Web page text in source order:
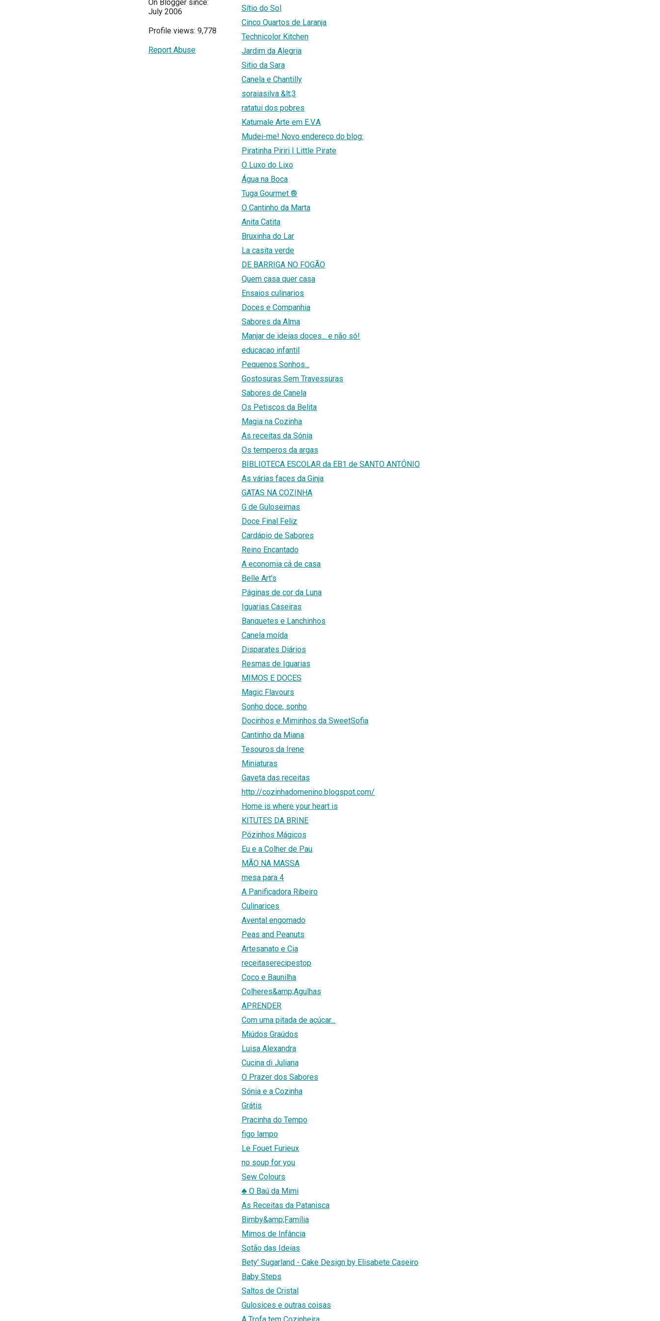
On Blogger since:
July 2006
Profile views: 9,778
Report Abuse
Sítio do Sol
Cinco Quartos de Laranja
Technicolor Kitchen
Jardim da Alegria
Sitio da Sara
Canela e Chantilly
soraiasilva &lt;3
ratatui dos pobres
Katumale Arte em E.V.A
Mudei-me! Novo endereço do blog:
Piratinha Piriri | Little Pirate
O Luxo do Lixo
Água na Boca
Tuga Gourmet ®
O Cantinho da Marta
Anita Catita
Bruxinha do Lar
La casita verde
DE BARRIGA NO FOGÃO
Quem casa quer casa
Ensaios culinarios
Doces e Companhia
Sabores da Alma
Manjar de ideias doces... e não só!
educacao infantil
Pequenos Sonhos...
Gostosuras Sem Travessuras
Sabores de Canela
Os Petiscos da Belita
Magia na Cozinha
As receitas da Sónia
Os temperos da argas
BIBLIOTECA ESCOLAR da EB1 de SANTO ANTÓNIO
As várias faces da Ginja
GATAS NA COZINHA
G de Guloseimas
Doce Final Feliz
Cardápio de Sabores
Reino Encantado
A economia cá de casa
Belle Art's
Páginas de cor da Luna
Iguarias Caseiras
Banquetes e Lanchinhos
Canela moída
Disparates Diários
Resmas de Iguarias
MIMOS E DOCES
Magic Flavours
Sonho doce, sonho
Docinhos e Miminhos da SweetSofia
Cantinho da Miana
Tesouros da Irene
Miniaturas
Gaveta das receitas
http://cozinhadomenino.blogspot.com/
Home is where your heart is
KITUTES DA BRINE
Pózinhos Mágicos
Eu e a Colher de Pau
MÃO NA MASSA
mesa para 4
A Panificadora Ribeiro
Culinarices
Avental engomado
Peas and Peanuts
Artesanato e Cia
receitaserecipestop
Coco e Baunilha
Colheres&amp;Agulhas
APRENDER
Com uma pitada de açúcar...
Miúdos Graúdos
Luisa Alexandra
Cucina di Juliana
O Prazer dos Sabores
Sónia e a Cozinha
Grátis
Pracinha do Tempo
figo lampo
Le Fouet Furieux
no soup for you
Sew Colours
♣ O Baú da Mimi
As Receitas da Patanisca
Bimby&amp;Família
Mimos de Infância
Sotão das Ideias
Bety' Sugarland - Cake Design by Elisabete Caseiro
Baby Steps
Saltos de Cristal
Gulosices e outras coisas